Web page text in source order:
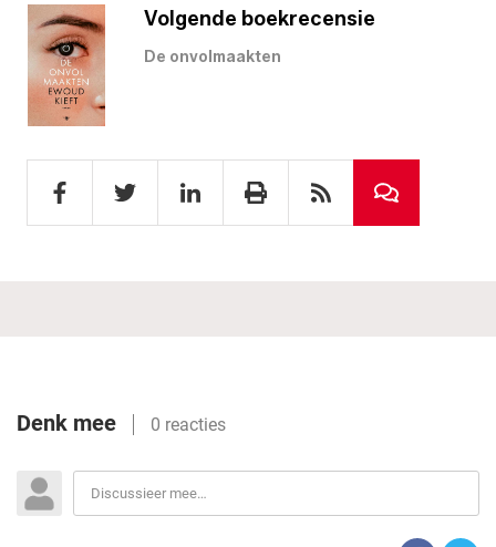
Volgende boekrecensie
De onvolmaakten